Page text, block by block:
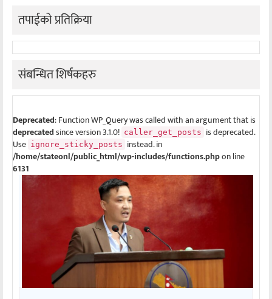
तपाईको प्रतिक्रिया
संबन्धित शिर्षकहरु
Deprecated: Function WP_Query was called with an argument that is
deprecatedsince version 3.1.0! caller_get_posts is deprecated.
Use ignore_sticky_posts instead. in
/home/stateonl/public_html/wp-includes/functions.phpon line
6131